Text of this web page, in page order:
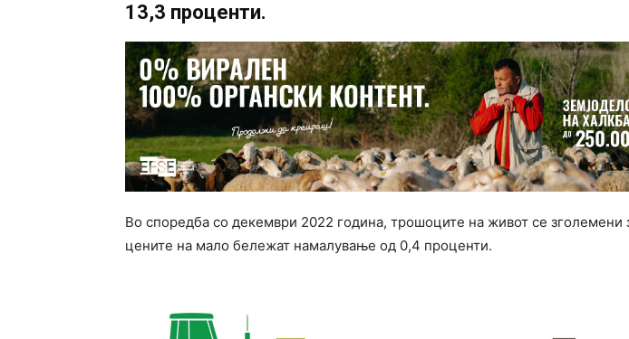
13,3 проценти.
Во споредба со декември 2022 година, трошоците на живот се зголемени
цените на мало бележат намалување од 0,4 проценти.